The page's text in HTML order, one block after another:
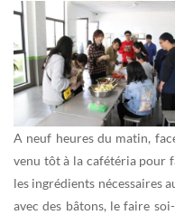
A neuf heures du matin,
venu tôt à la cafétéria pour
les ingrédients nécessaires
avec des bâtons, le faire